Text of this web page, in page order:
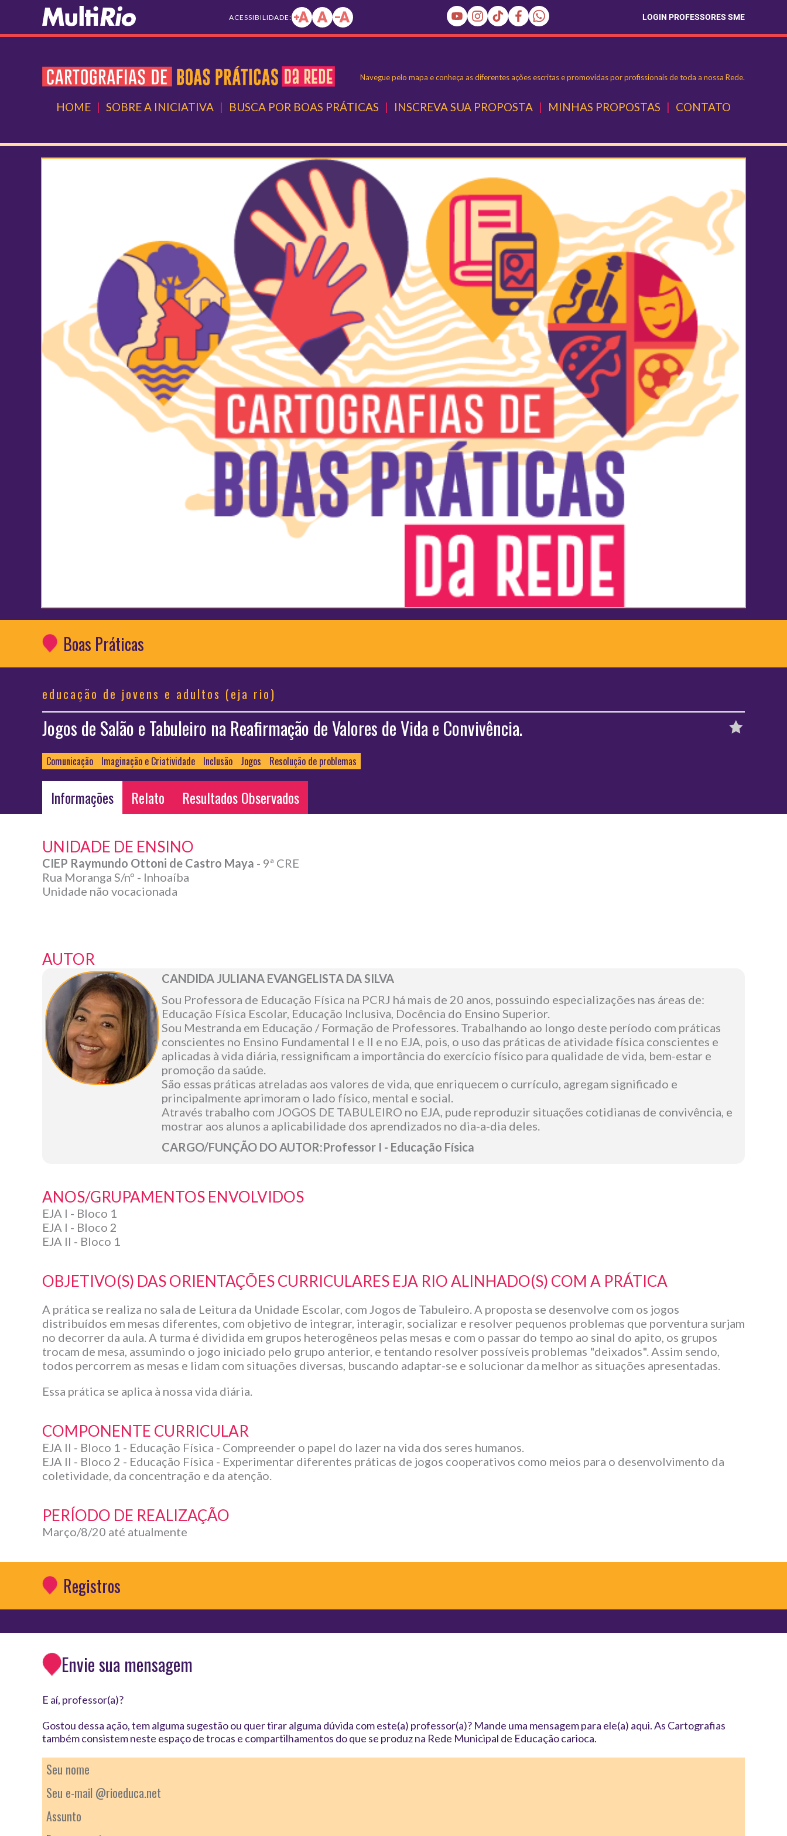
ACESSIBILIDADE: LOGIN PROFESSORES SME
Navegue pelo mapa e conheça as diferentes ações escritas e promovidas por profissionais de toda a nossa Rede.
HOME | SOBRE A INICIATIVA | BUSCA POR BOAS PRÁTICAS | INSCREVA SUA PROPOSTA | MINHAS PROPOSTAS | CONTATO
Boas Práticas
educação de jovens e adultos (eja rio)
Jogos de Salão e Tabuleiro na Reafirmação de Valores de Vida e Convivência.
Comunicação Imaginação e Criatividade Inclusão Jogos Resolução de problemas
Informações Relato Resultados Observados
UNIDADE DE ENSINO
CIEP Raymundo Ottoni de Castro Maya - 9ª CRE
Rua Moranga S/nº - Inhoaíba
Unidade não vocacionada
AUTOR
CANDIDA JULIANA EVANGELISTA DA SILVA
Sou Professora de Educação Física na PCRJ há mais de 20 anos, possuindo especializações nas áreas de:
Educação Física Escolar, Educação Inclusiva, Docência do Ensino Superior.
Sou Mestranda em Educação / Formação de Professores. Trabalhando ao longo deste período com práticas
conscientes no Ensino Fundamental I e II e no EJA, pois, o uso das práticas de atividade física conscientes e
aplicadas à vida diária, ressignificam a importância do exercício físico para qualidade de vida, bem-estar e
promoção da saúde.
São essas práticas atreladas aos valores de vida, que enriquecem o currículo, agregam significado e
principalmente aprimoram o lado físico, mental e social.
Através trabalho com JOGOS DE TABULEIRO no EJA, pude reproduzir situações cotidianas de convivência, e
mostrar aos alunos a aplicabilidade dos aprendizados no dia-a-dia deles.
CARGO/FUNÇÃO DO AUTOR:Professor I - Educação Física
ANOS/GRUPAMENTOS ENVOLVIDOS
EJA I - Bloco 1
EJA I - Bloco 2
EJA II - Bloco 1
OBJETIVO(S) DAS ORIENTAÇÕES CURRICULARES EJA RIO ALINHADO(S) COM A PRÁTICA
A prática se realiza no sala de Leitura da Unidade Escolar, com Jogos de Tabuleiro. A proposta se desenvolve com os jogos
distribuídos em mesas diferentes, com objetivo de integrar, interagir, socializar e resolver pequenos problemas que porventura surjam
no decorrer da aula. A turma é dividida em grupos heterogêneos pelas mesas e com o passar do tempo ao sinal do apito, os grupos
trocam de mesa, assumindo o jogo iniciado pelo grupo anterior, e tentando resolver possíveis problemas "deixados". Assim sendo,
todos percorrem as mesas e lidam com situações diversas, buscando adaptar-se e solucionar da melhor as situações apresentadas.
Essa prática se aplica à nossa vida diária.
COMPONENTE CURRICULAR
EJA II - Bloco 1 - Educação Física - Compreender o papel do lazer na vida dos seres humanos.
EJA II - Bloco 2 - Educação Física - Experimentar diferentes práticas de jogos cooperativos como meios para o desenvolvimento da
coletividade, da concentração e da atenção.
PERÍODO DE REALIZAÇÃO
Março/8/20 até atualmente
Registros
Envie sua mensagem
E aí, professor(a)?
Gostou dessa ação, tem alguma sugestão ou quer tirar alguma dúvida com este(a) professor(a)? Mande uma mensagem para ele(a) aqui. As Cartografias
também consistem neste espaço de trocas e compartilhamentos do que se produz na Rede Municipal de Educação carioca.